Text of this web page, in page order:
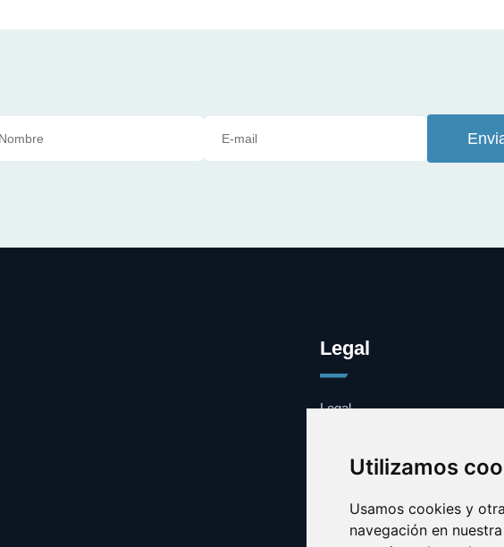
Utilizamos
Usamos cookies y
navegación en
Legal
Legal
Contacto